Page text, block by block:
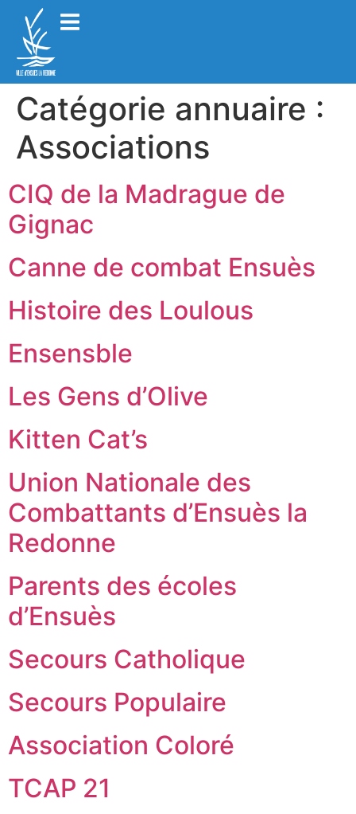
Catégorie annuaire :
Associations
CIQ de la Madrague de
Gignac
Canne de combat Ensuès
Histoire des Loulous
Ensensble
Les Gens d’Olive
Kitten Cat’s
Union Nationale des
Combattants d’Ensuès la
Redonne
Parents des écoles
d’Ensuès
Secours Catholique
Secours Populaire
Association Coloré
TCAP 21